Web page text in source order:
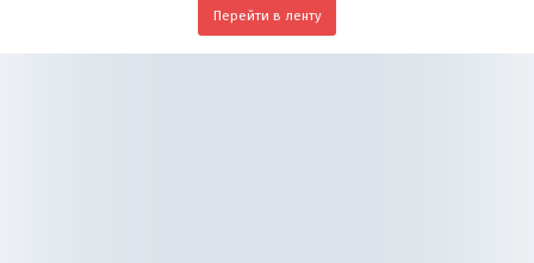
Перейти в ленту